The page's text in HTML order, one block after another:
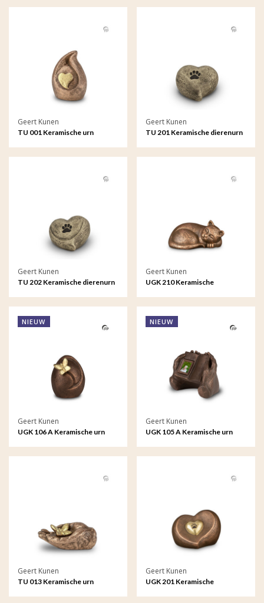
Geert Kunen
TU 001 Keramische urn
Geert Kunen
TU 201 Keramische dierenurn
Geert Kunen
TU 202 Keramische dierenurn
Geert Kunen
UGK 210 Keramische
NIEUW
Geert Kunen
UGK 106 A Keramische urn
NIEUW
Geert Kunen
UGK 105 A Keramische urn
Geert Kunen
TU 013 Keramische urn
Geert Kunen
UGK 201 Keramische